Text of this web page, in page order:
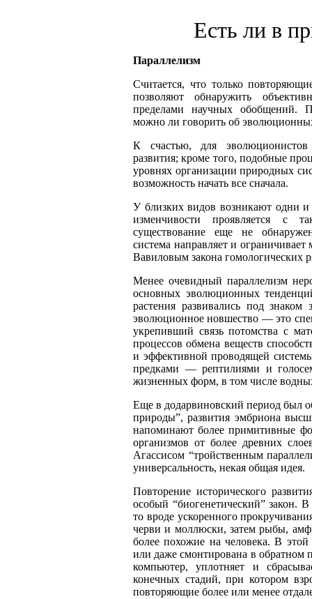
Есть ли в
Параллелизм
Считается, что только
позволяют обнаружить
пределами научных обобщений.
можно ли говорить об
К счастью, для
развития; кроме того, подобные
уровнях организации природных
возможность начать все сначала.
У близких видов возникают одни
изменчивости проявляется с
существование еще не
система направляет и
Вавиловым закона гомологических
Менее очевидный параллелизм
основных эволюционных
растения развивались под
эволюционное новшество —это
укрепивший связь потомства с
процессов обмена веществ
и эффективной проводящей
предками —рептилиями и
жизненных форм, в том числе
Еще в додарвиновский период был
природы”, развития эмбриона
напоминают более примитивные
организмов от более древних
Агассисом “тройственным
универсальность, некая общая идея.
Повторение исторического
особый “биогенетический” закон.
то вроде ускоренного
черви и моллюски, затем рыбы,
более похожие на человека. В этой
или даже смонтирована в обратном
компьютер, уплотняет и
конечных стадий, при котором
повторяющие более или менее